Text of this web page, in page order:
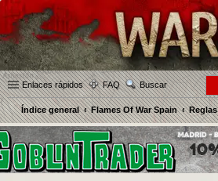
Enlaces rápidos FAQ Buscar
Índice general Flames Of War Spain